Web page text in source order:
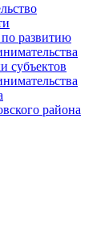
развитию
субъектов
района